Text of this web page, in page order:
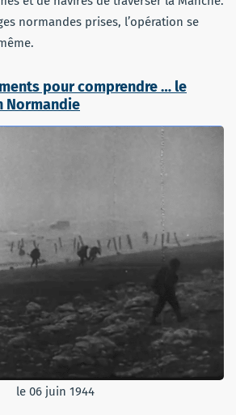
normandes prises, l’opération se
pour comprendre … le
Normandie
le 06 juin 1944